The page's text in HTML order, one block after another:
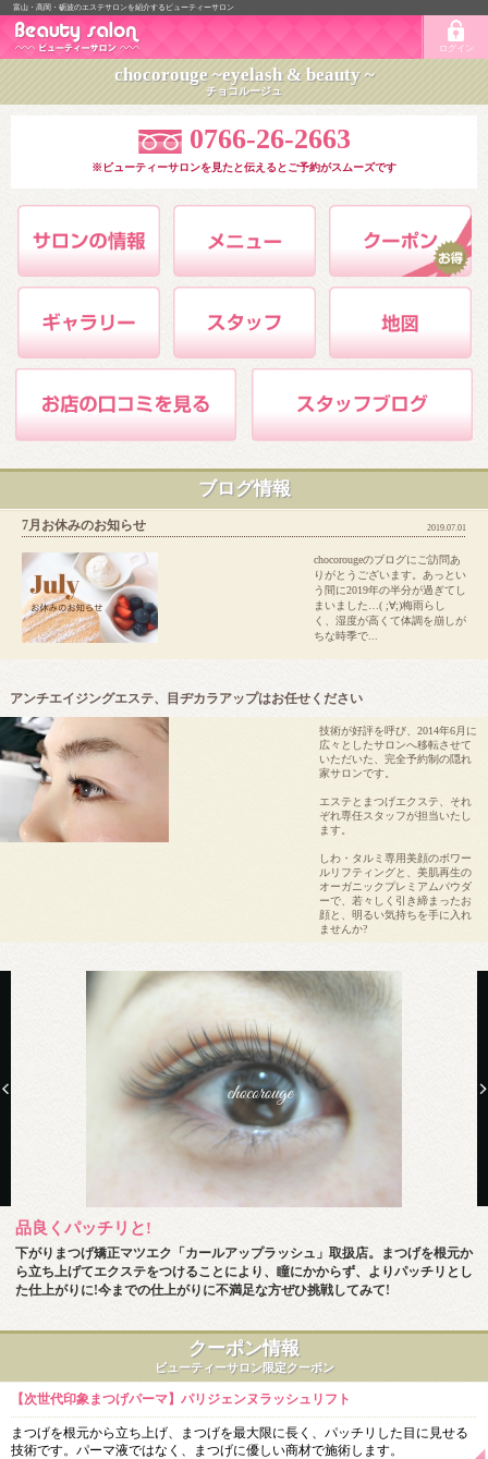
富山・高岡・砺波のエステサロンを紹介するビューティーサロン
ログイン
chocorouge ~eyelash & beauty ~
チョコルージュ
0766-26-2663
※ビューティーサロンを見たと伝えるとご予約がスムーズです
ブログ情報
7月お休みのお知らせ 2019.07.01
chocorougeのブログにご訪問あ
りがとうございます。あっとい
う間に2019年の半分が過ぎてし
まいました…( ;∀;)梅雨らし
く、湿度が高くて体調を崩しが
ちな時季で...
アンチエイジングエステ、目ヂカラアップはお任せください
技術が好評を呼び、2014年6月に
広々としたサロンへ移転させて
いただいた、完全予約制の隠れ
家サロンです。
エステとまつげエクステ、それ
ぞれ専任スタッフが担当いたし
ます。
しわ・タルミ専用美顔のボワー
ルリフティングと、美肌再生の
オーガニックプレミアムパウダ
ーで、若々しく引き締まったお
顔と、明るい気持ちを手に入れ
ませんか?
品良くパッチリと!
下がりまつげ矯正マツエク「カールアップラッシュ」取扱店。まつげを根元か
ら立ち上げてエクステをつけることにより、瞳にかからず、よりパッチリとし
た仕上がりに!今までの仕上がりに不満足な方ぜひ挑戦してみて!
クーポン情報
ビューティーサロン限定クーポン
【次世代印象まつげパーマ】パリジェンヌラッシュリフト
まつげを根元から立ち上げ、まつげを最大限に長く、パッチリした目に見せる
技術です。パーマ液ではなく、まつげに優しい商材で施術します。